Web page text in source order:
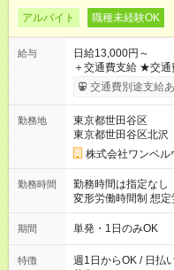
アルバイト 職種未経験OK
給与
日給13,000円～
＋交通費支給 ★交通費全額支給！ ┗案件により規定あり ★日払
いOK！（規定あり
ンビニATMから 日払い分
交通費別途支給
勤務地
東京都世田谷区
東京都世田谷区北沢
株式会社ワンベル
勤務時間
勤務時間は指定なし
変形労働時間制 想定労働時間
～21：00
期間 単発・1日のみOK
特徴
週1日からOK / 日払